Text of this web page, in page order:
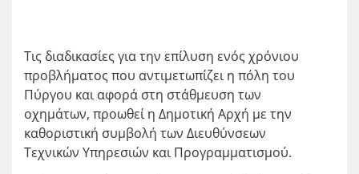
Τις διαδικασίες για την επίλυση ενός χρόνιου
προβλήματος που αντιμετωπίζει η πόλη του
Πύργου και αφορά στη στάθμευση των
οχημάτων, προωθεί η Δημοτική Αρχή με την
καθοριστική συμβολή των Διευθύνσεων
Τεχνικών Υπηρεσιών και Προγραμματισμού.